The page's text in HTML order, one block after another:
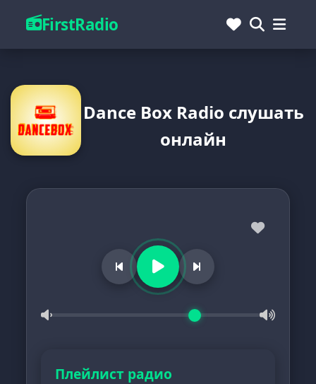
FirstRadio
Dance Box Radio слушать
онлайн
Плейлист радио